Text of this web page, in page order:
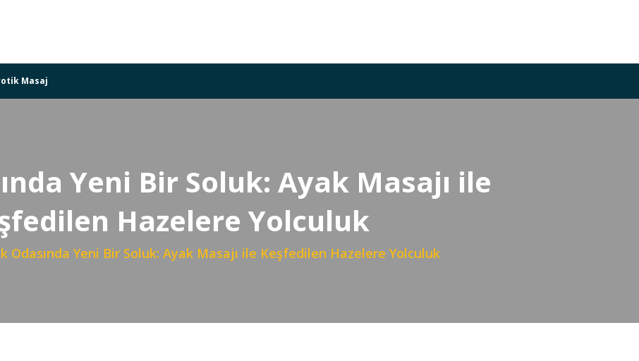
Masaj
Yeni Bir Soluk: Ayak Masajı ile
Hazelere Yolculuk
Odasında Yeni Bir Soluk: Ayak Masajı ile Keşfedilen Hazelere Yolculuk